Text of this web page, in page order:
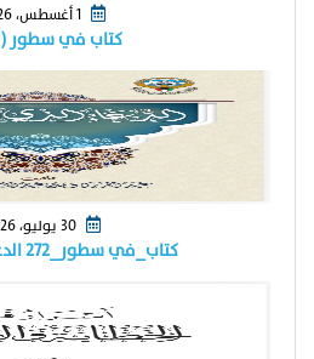
1 أغسطس، 2026
كتاب في سطور ( ٢٧٣…
كتاب_في سطور_٢٧٢ الدعاء الذي لايرد